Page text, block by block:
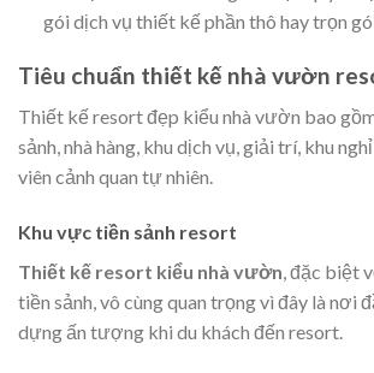
gói dịch vụ thiết kế phần thô hay trọn
Tiêu chuẩn thiết kế nhà vườn
Thiết kế resort đẹp kiểu nhà vườn bao
sảnh, nhà hàng, khu dịch vụ, giải trí, khu
viên cảnh quan tự nhiên.
Khu vực tiền sảnh resort
Thiết kế resort kiểu nhà vườn, đặc biệt
tiền sảnh, vô cùng quan trọng vì đây là nơi
dựng ấn tượng khi du khách đến resort.